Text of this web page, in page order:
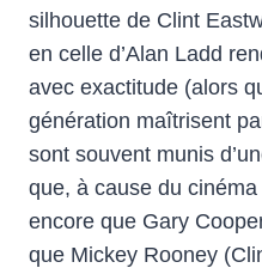
silhouette de Clint
en celle d’Alan Ladd
avec exactitude (alors
génération maîtrisent
sont souvent munis
que, à cause du
encore que Gary
que Mickey Rooney